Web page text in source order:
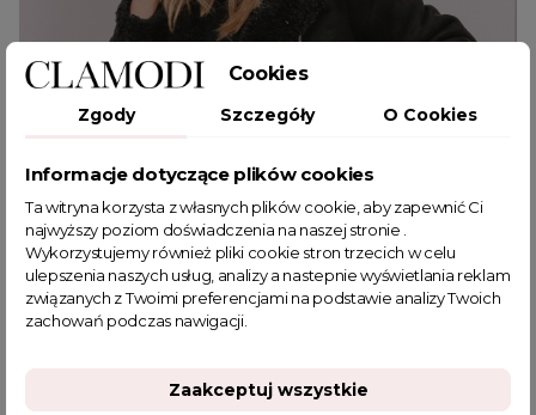
January 19, 2024
Cookies
Zgody Szczegóły O Cookies
Informacje dotyczące plików cookies
Ta witryna korzysta z własnych plików cookie, aby zapewnić Ci
najwyższy poziom doświadczenia na naszej stronie .
Wykorzystujemy również pliki cookie stron trzecich w celu
ulepszenia naszych usług, analizy a nastepnie wyświetlania reklam
związanych z Twoimi preferencjami na podstawie analizy Twoich
zachowań podczas nawigacji.
Zaakceptuj wszystkie